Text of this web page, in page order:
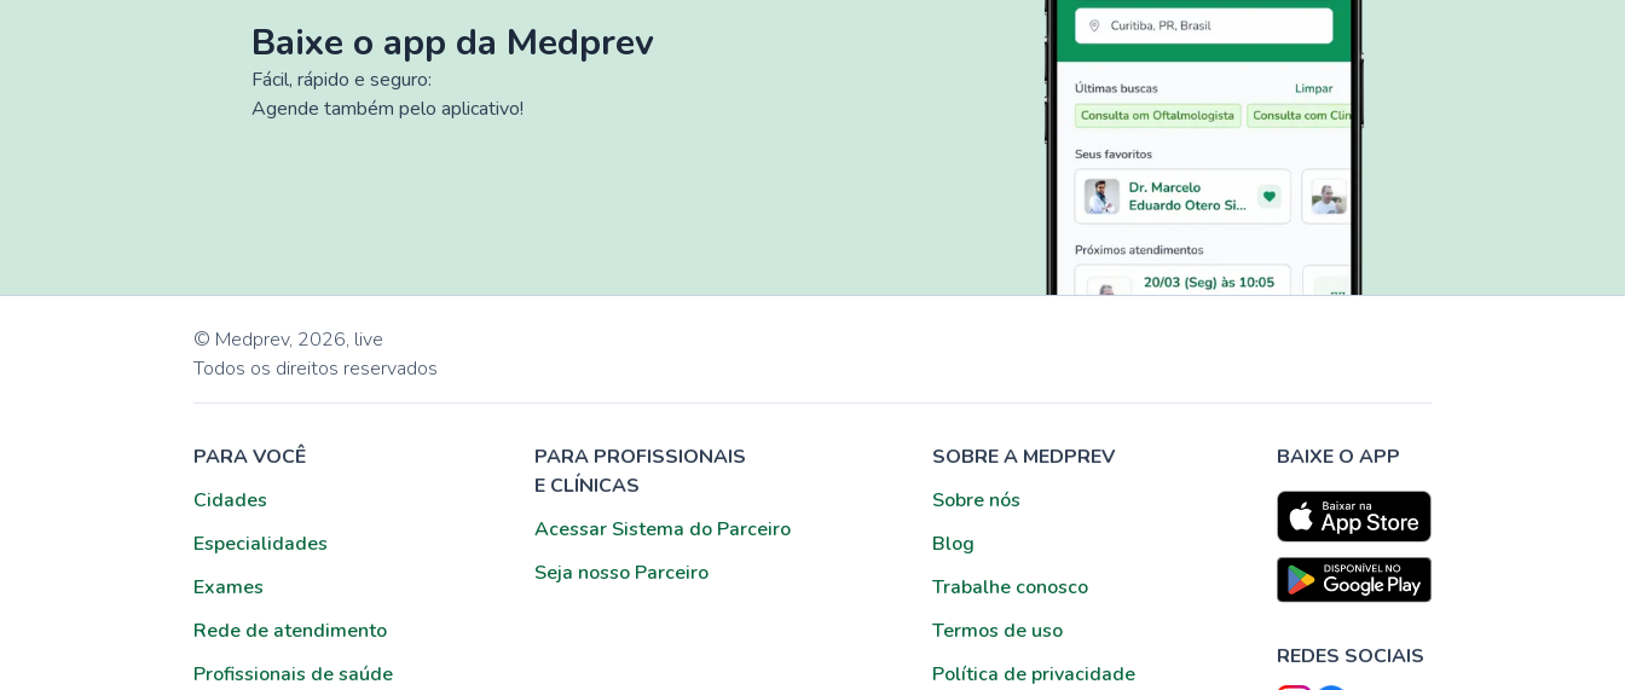
Baixe o app da Medprev
Fácil, rápido e seguro:
Agende também pelo aplicativo!
© Medprev, 2026, live
Todos os direitos reservados
PARA VOCÊ
Cidades
Especialidades
Exames
Rede de atendimento
Profissionais de saúde
PARA PROFISSIONAIS
E CLÍNICAS
Acessar Sistema do Parceiro
Seja nosso Parceiro
SOBRE A MEDPREV
Sobre nós
Blog
Trabalhe conosco
Termos de uso
Política de privacidade
BAIXE O APP
REDES SOCIAIS